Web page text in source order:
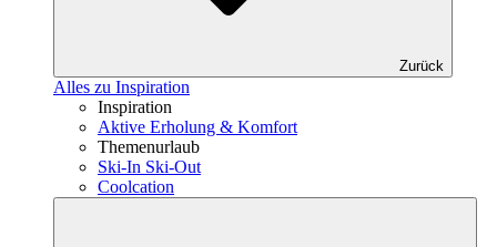
Zurück
Alles zu Inspiration
Inspiration
Aktive Erholung & Komfort
Themenurlaub
Ski-In Ski-Out
Coolcation